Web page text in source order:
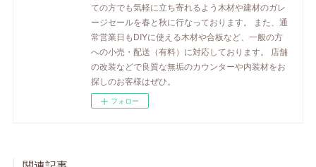
ての方でも気軽に立ち寄れるよう木材や建材のガレ
ージセールを春と秋に行なっております。 また、通
常営業日もDIYに使える木材や合板など、一般の方
への小売・配送（有料）に対応しております。 店舗
の改装などで良質な無垢のカウンターや内装材をお
探しのお客様はぜひ。
フォロー